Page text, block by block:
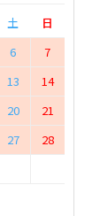
土
日
6
7
13
14
20
21
27
28